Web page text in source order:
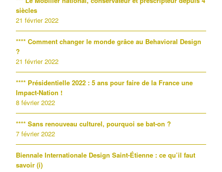
siècles
21 février 2022
**** Comment changer le monde grâce au Behavioral Design
?
21 février 2022
**** Présidentielle 2022 : 5 ans pour faire de la France une
Impact-Nation !
8 février 2022
**** Sans renouveau culturel, pourquoi se bat-on ?
7 février 2022
Biennale Internationale Design Saint-Étienne : ce qu’il faut
savoir (i)